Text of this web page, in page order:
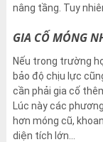
nâng tầng. Tuy
GIA CỐ MÓNG
Nếu trong trường
bảo độ chịu lực
cần phải gia cố
Lúc này các
hơn móng cũ,
diện tích lớn…